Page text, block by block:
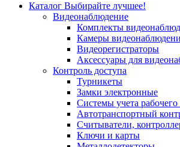
Каталог Выбирайте лучшее!
Видеонаблюдение
Комплекты
Камеры
Видеорегистраторы
Аксессуары для
Контроль доступа
Турникеты
Замки электронные
Системы учета
Автотранспортный
Считыватели,
Ключи и карты